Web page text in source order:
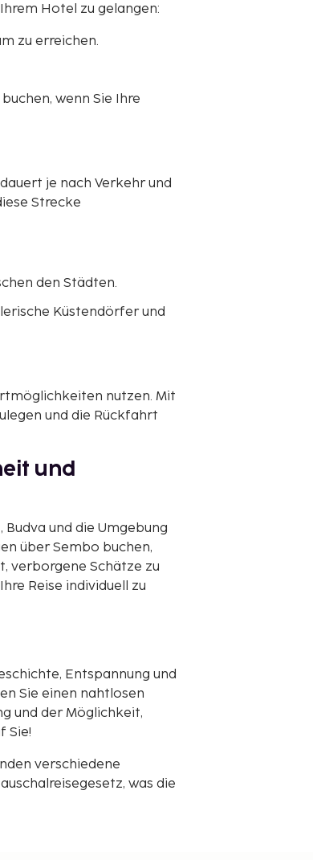
Hotel zu gelangen:
zu erreichen.
wenn Sie Ihre
je nach Verkehr und
Strecke
den Städten.
Küstendörfer und
nutzen. Mit
und die Rückfahrt
und
Budva und die Umgebung
über Sembo buchen,
verborgene Schätze zu
Reise individuell zu
Entspannung und
Sie einen nahtlosen
und der Möglichkeit,
Sie!
verschiedene
was die